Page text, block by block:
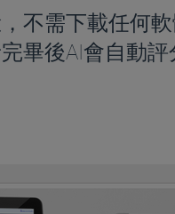
不需下載任何
畢後AI會自動評